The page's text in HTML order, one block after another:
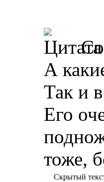
А
Так и
Его
тоже,
Скрытый